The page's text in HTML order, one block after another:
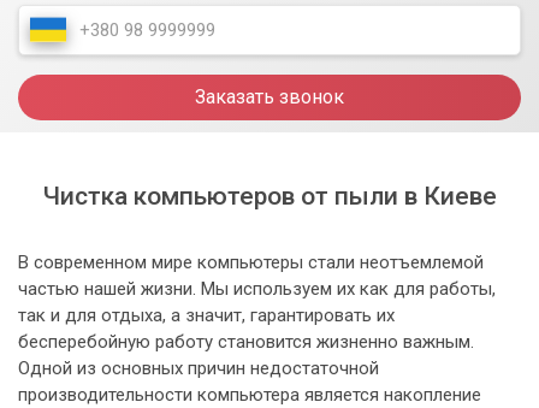
Заказать звонок
Чистка компьютеров от пыли в Киеве
В современном мире компьютеры стали неотъемлемой
частью нашей жизни. Мы используем их как для работы,
так и для отдыха, а значит, гарантировать их
бесперебойную работу становится жизненно важным.
Одной из основных причин недостаточной
производительности компьютера является накопление